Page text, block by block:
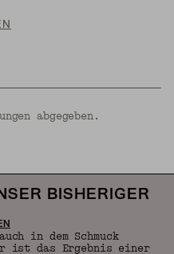
abgegeben.
BISHERIGER
in dem Schmuck
ist das Ergebnis einer